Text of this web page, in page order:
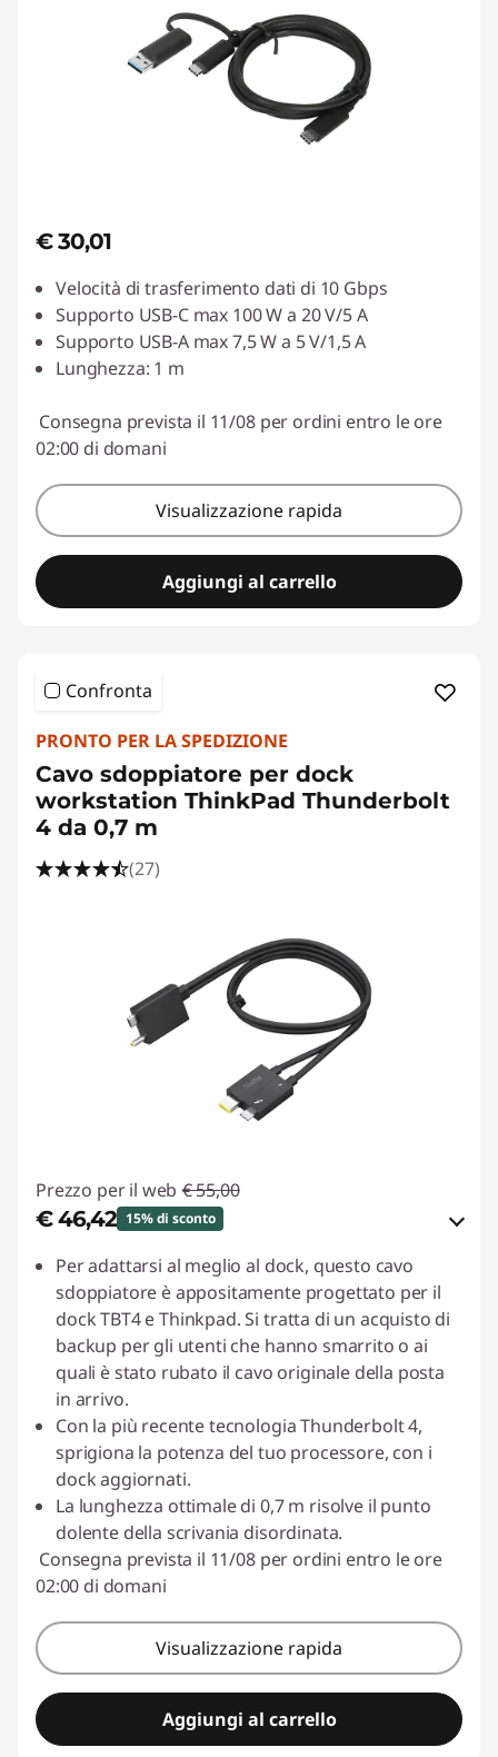
€ 30,01
Velocità di trasferimento dati di 10 Gbps
Supporto USB-C max 100 W a 20 V/5 A
Supporto USB-A max 7,5 W a 5 V/1,5 A
Lunghezza: 1 m
Consegna prevista il 11/08 per ordini entro le ore
02:00 di domani
Visualizzazione rapida
Aggiungi al carrello
Confronta
PRONTO PER LA SPEDIZIONE
Cavo sdoppiatore per dock
workstation ThinkPad Thunderbolt
4 da 0,7 m
(27)
Prezzo per il web € 55,00
€ 46,42 15% di sconto
Risparmi eCoupon :-€ 8,58
Usa il coupon :ESTATE
Per adattarsi al meglio al dock, questo cavo
sdoppiatore è appositamente progettato per il
dock TBT4 e Thinkpad. Si tratta di un acquisto di
backup per gli utenti che hanno smarrito o ai
quali è stato rubato il cavo originale della posta
in arrivo.
Con la più recente tecnologia Thunderbolt 4,
sprigiona la potenza del tuo processore, con i
dock aggiornati.
La lunghezza ottimale di 0,7 m risolve il punto
dolente della scrivania disordinata.
Consegna prevista il 11/08 per ordini entro le ore
02:00 di domani
Visualizzazione rapida
Aggiungi al carrello